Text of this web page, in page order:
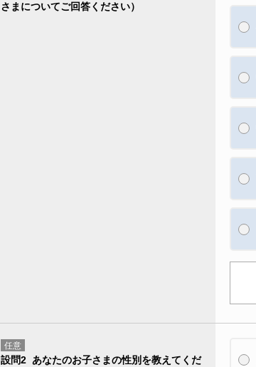
さまについてご回答ください）
任意
設問2 あなたのお子さまの性別を教えてくだ